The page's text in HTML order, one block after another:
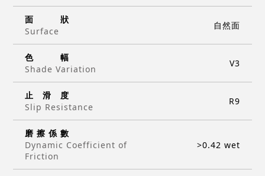
面
狀
Surface
自然面
色
幅
Shade Variation
V3
止 滑
度
Slip Resistance
R9
磨 擦 係 數
Dynamic Coefficient of
Friction
>0.42 wet